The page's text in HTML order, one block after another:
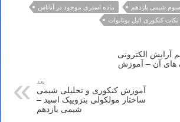
شیمی یازدهم
ماده استری موجود در آناناس
نکات کنکوری اتیل بوتانوات
آرایش الکترونی
های آن – آموزش
بعد
آموزش کنکوری و تحلیلی شیمی
ساختار مولکولی بنزوییک اسید –
شیمی یازدهم